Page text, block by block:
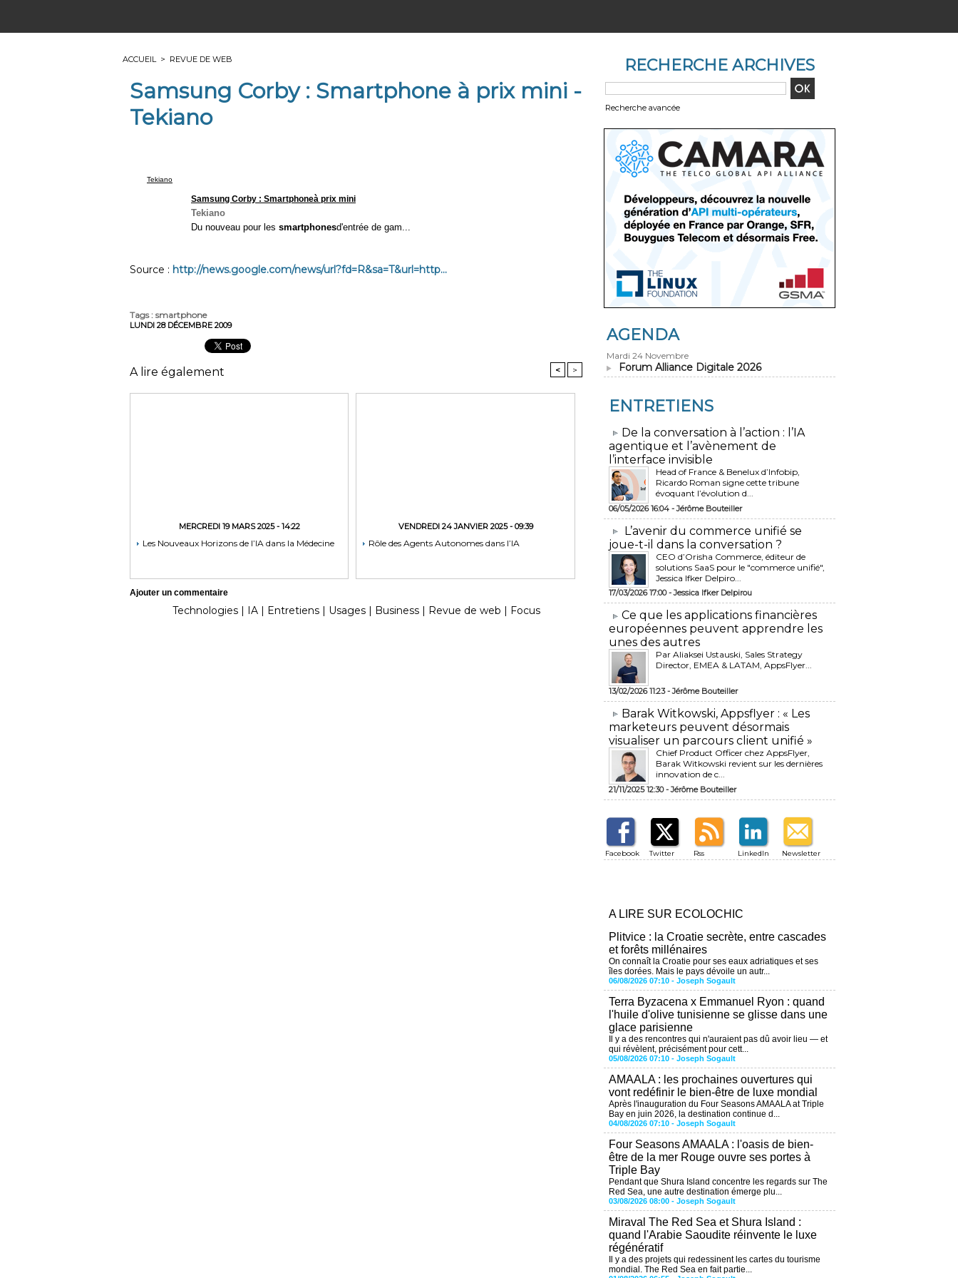
ACCUEIL > REVUE DE WEB
Samsung Corby : Smartphone à prix mini -
Tekiano
Tekiano
Samsung Corby : Smartphoneà prix mini
Tekiano
Du nouveau pour les smartphonesd'entrée de gam...
Source : http://news.google.com/news/url?fd=R&sa=T&url=http...
Tags: smartphone
LUNDI 28 DÉCEMBRE 2009
A lire également < >
MERCREDI 19 MARS 2025 - 14:22
Les Nouveaux Horizons de l’IA dans la Médecine
VENDREDI 24 JANVIER 2025 - 09:39
Rôle des Agents Autonomes dans l’IA
Ajouter un commentaire
Technologies | IA | Entretiens | Usages | Business | Revue de web | Focus
RECHERCHE ARCHIVES
Recherche avancée
AGENDA
Mardi 24 Novembre
Forum Alliance Digitale 2026
ENTRETIENS
​De la conversation à l’action : l’IA
agentique et l’avènement de
l’interface invisible
Head of France & Benelux d’Infobip,
Ricardo Roman signe cette tribune
évoquant l’évolution d...
06/05/2026 16:04 -Jérôme Bouteiller
L’avenir du commerce unifié se
joue-t-il dans la conversation ?
CEO d’Orisha Commerce, éditeur de
solutions SaaS pour le "commerce unifié",
Jessica Ifker Delpiro...
17/03/2026 17:00 -Jessica Ifker Delpirou
​Ce que les applications financières
européennes peuvent apprendre les
unes des autres
Par Aliaksei Ustauski, Sales Strategy
Director, EMEA & LATAM, AppsFlyer...
13/02/2026 11:23 -Jérôme Bouteiller
​Barak Witkowski, Appsflyer : « Les
marketeurs peuvent désormais
visualiser un parcours client unifié »
Chief Product Officer chez AppsFlyer, ​
Barak Witkowski revient sur les dernières
innovation de c...
21/11/2025 12:30 -Jérôme Bouteiller
Facebook Twitter Rss LinkedIn Newsletter
A LIRE SUR ECOLOCHIC
Plitvice : la Croatie secrète, entre cascades
et forêts millénaires
On connaît la Croatie pour ses eaux adriatiques et ses
îles dorées. Mais le pays dévoile un autr...
06/08/2026 07:10 - Joseph Sogault
Terra Byzacena x Emmanuel Ryon : quand
l'huile d'olive tunisienne se glisse dans une
glace parisienne
Il y a des rencontres qui n'auraient pas dû avoir lieu — et
qui révèlent, précisément pour cett...
05/08/2026 07:10 - Joseph Sogault
AMAALA : les prochaines ouvertures qui
vont redéfinir le bien-être de luxe mondial
Après l'inauguration du Four Seasons AMAALA at Triple
Bay en juin 2026, la destination continue d...
04/08/2026 07:10 - Joseph Sogault
Four Seasons AMAALA : l'oasis de bien-
être de la mer Rouge ouvre ses portes à
Triple Bay
Pendant que Shura Island concentre les regards sur The
Red Sea, une autre destination émerge plu...
03/08/2026 08:00 - Joseph Sogault
Miraval The Red Sea et Shura Island :
quand l'Arabie Saoudite réinvente le luxe
régénératif
Il y a des projets qui redessinent les cartes du tourisme
mondial. The Red Sea en fait partie...